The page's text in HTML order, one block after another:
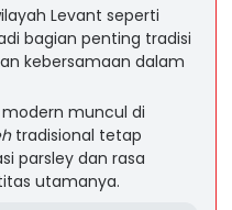
Levant seperti
bagian penting tradisi
kebersamaan dalam
modern muncul di
tradisional tetap
parsley dan rasa
utamanya.